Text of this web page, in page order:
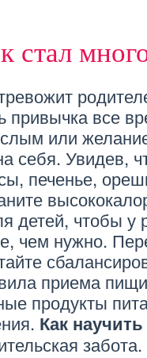
стал
привычка все
или
себя. Увидев,
печенье,
детей, чтобы у
чем нужно.
приема
продукты
Как
забота.